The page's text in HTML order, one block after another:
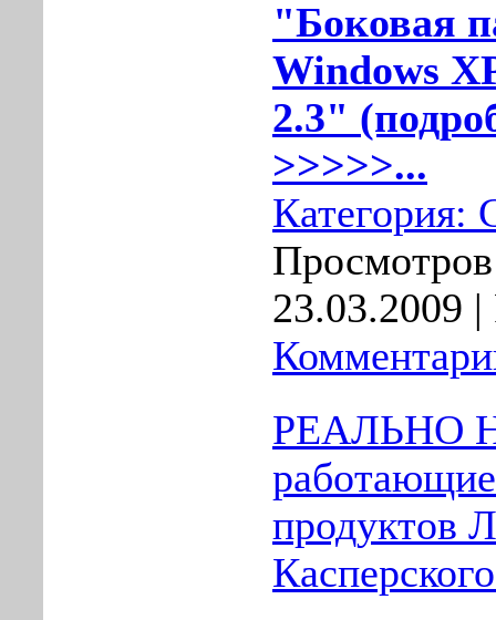
"Боковая
Windows
2.3"
>>>>>...
Категория:
23.03.2009 |
РЕАЛЬНО
продуктов